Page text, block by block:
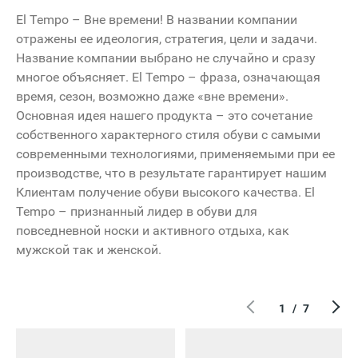
Вход
El Tempo – Вне времени! В названии компании
отражены ее идеология, стратегия, цели и задачи.
Название компании выбрано не случайно и сразу
многое объясняет. El Tempo – фраза, означающая
время, сезон, возможно даже «вне времени».
Основная идея нашего продукта – это сочетание
собственного характерного стиля обуви с самыми
современными технологиями, применяемыми при ее
производстве, что в результате гарантирует нашим
Клиентам получение обуви высокого качества. El
Tempo – признанный лидер в обуви для
повседневной носки и активного отдыха, как
мужской так и женской.
1 / 7